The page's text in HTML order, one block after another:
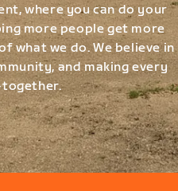
where you can do your
more people get more
what we do. We believe in
and making every